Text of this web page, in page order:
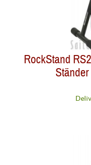
RockStand